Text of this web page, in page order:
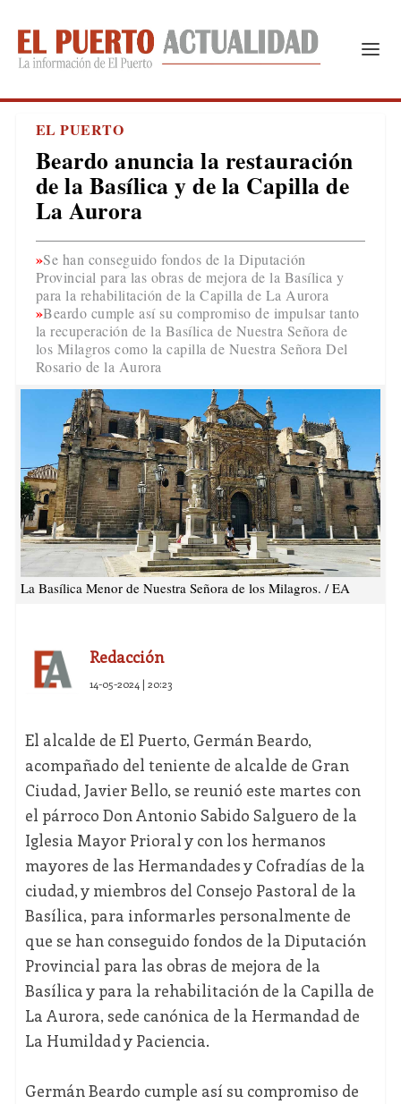
EL PUERTO
Beardo anuncia la restauración
de la Basílica y de la Capilla de
La Aurora
Se han conseguido fondos de la Diputación
Provincial para las obras de mejora de la Basílica y
para la rehabilitación de la Capilla de La Aurora
Beardo cumple así su compromiso de impulsar tanto
la recuperación de la Basílica de Nuestra Señora de
los Milagros como la capilla de Nuestra Señora Del
Rosario de la Aurora
La Basílica Menor de Nuestra Señora de los Milagros. / EA
Redacción
14-05-2024 | 20:23
El alcalde de El Puerto, Germán Beardo,
acompañado del teniente de alcalde de Gran
Ciudad, Javier Bello, se reunió este martes con
el párroco Don Antonio Sabido Salguero de la
Iglesia Mayor Prioral y con los hermanos
mayores de las Hermandades y Cofradías de la
ciudad, y miembros del Consejo Pastoral de la
Basílica, para informarles personalmente de
que se han conseguido fondos de la Diputación
Provincial para las obras de mejora de la
Basílica y para la rehabilitación de la Capilla de
La Aurora, sede canónica de la Hermandad de
La Humildad y Paciencia.
Germán Beardo cumple así su compromiso de